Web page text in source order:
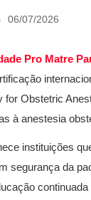
06/07/2026
Pro Matre
for Obstetric
à anestesia
instituições
segurança da